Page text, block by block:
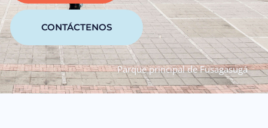
CONTÁCTENOS
Parque principal de Fusagasugá